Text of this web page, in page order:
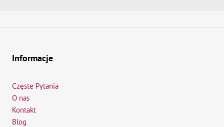
Informacje
Częste Pytania
O nas
Kontakt
Blog